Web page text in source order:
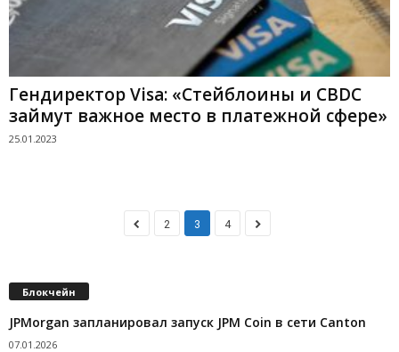
Гендиректор Visa: «Стейблоины и CBDC
займут важное место в платежной сфере»
25.01.2023
2 3 4
Блокчейн
JPMorgan запланировал запуск JPM Coin в сети Canton
07.01.2026